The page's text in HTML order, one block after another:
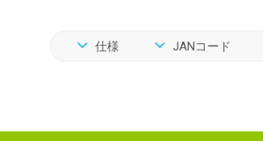
仕様 JANコード